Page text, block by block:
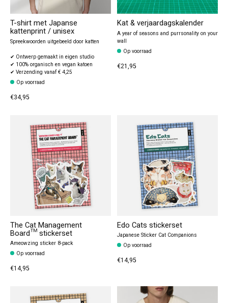
T-shirt met Japanse
kattenprint / unisex
Spreekwoorden uitgebeeld door katten
✔ Ontwerp gemaakt in eigen studio
✔ 100% organisch en vegan katoen
✔ Verzending vanaf € 4,25
Op voorraad
€34,95
Kat & verjaardagskalender
A year of seasons and purrsonality on your
wall
Op voorraad
€21,95
The Cat Management
Board™ stickerset
Ameowzing sticker 8-pack
Op voorraad
€14,95
Edo Cats stickerset
Japanese Sticker Cat Companions
Op voorraad
€14,95